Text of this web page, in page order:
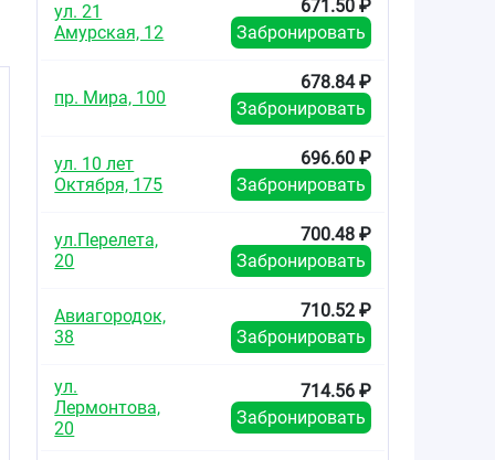
ул. 21
Амурская, 12
671.50 ₽
Забронировать
пр. Мира, 100
678.84 ₽
Забронировать
ул. 10 лет
Октября, 175
696.60 ₽
Забронировать
ул.Перелета,
20
700.48 ₽
Забронировать
Авиагородок,
38
710.52 ₽
Забронировать
ул.
Лермонтова,
20
714.56 ₽
Забронировать